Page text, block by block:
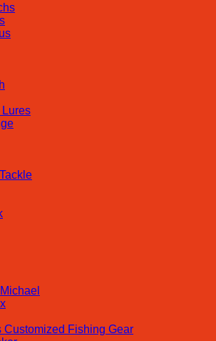
Lures
Customized Fishing Gear